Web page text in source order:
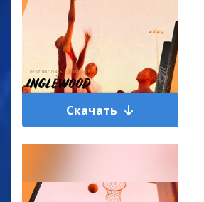
Скачать